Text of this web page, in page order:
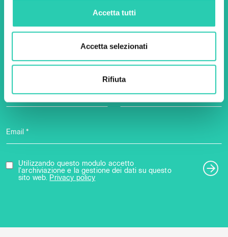
Accetta tutti
Accetta selezionati
Rifiuta
eventi! Iscriviti alla
newsletter di GO! 2025 per
scoprire tutte le nostre
iniziative.
Nome * Cognome *
Email *
Utilizzando questo modulo accetto
l'archiviazione e la gestione dei dati su questo
sito web.
Privacy policy